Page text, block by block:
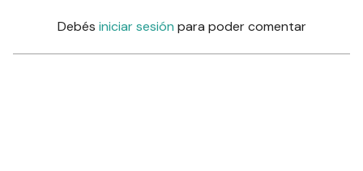
Debés iniciar sesión para poder comentar